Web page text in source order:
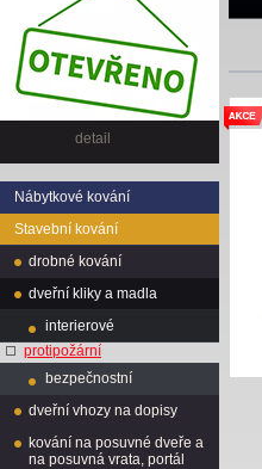
detail
Nábytkové kování
Stavební kování
drobné kování
dveřní kliky a madla
interierové
protipožární
bezpečnostní
dveřní vhozy na dopisy
kování na posuvné dveře a
na posuvná vrata, portál